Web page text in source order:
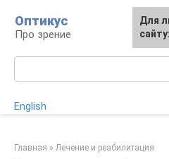
контенту
Оптикус
Про зрение
English
Главная » Лечение и реабилитация
Для